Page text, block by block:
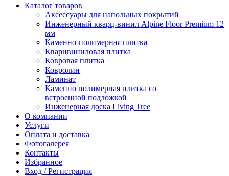
Каталог товаров
Аксессуары для напольных покрытий
Инженерный кварц-винил Alpine Floor Premium 12
мм
Каменно-полимерная плитка
Кварцвиниловая плитка
Ковровая плитка
Ковролин
Ламинат
Каменно полимерная плитка со
встроенной подложкой
Инженерная доска Living Tree
О компании
Услуги
Оплата и доставка
Фотогалерея
Контакты
Избранное
Вход / Регистрация